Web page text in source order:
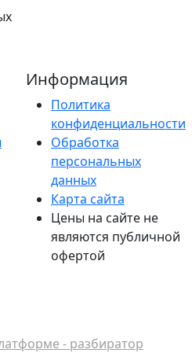
Информация
Политика
конфиденциальности
Обработка
персональных
данных
Карта сайта
Цены на сайте не
являются публичной
офертой
- разбиратор